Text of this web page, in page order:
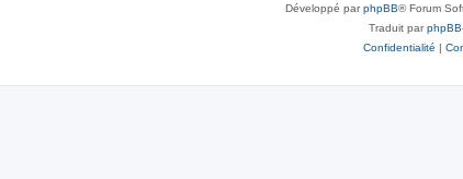
Développé parphpBB® Forum
Traduit par
Confidentialité |